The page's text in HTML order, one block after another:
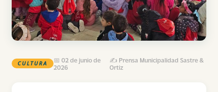
CULTURA
📅 02 de junio de
2026
✍️ Prensa Municipalidad Sastre &
Ortiz